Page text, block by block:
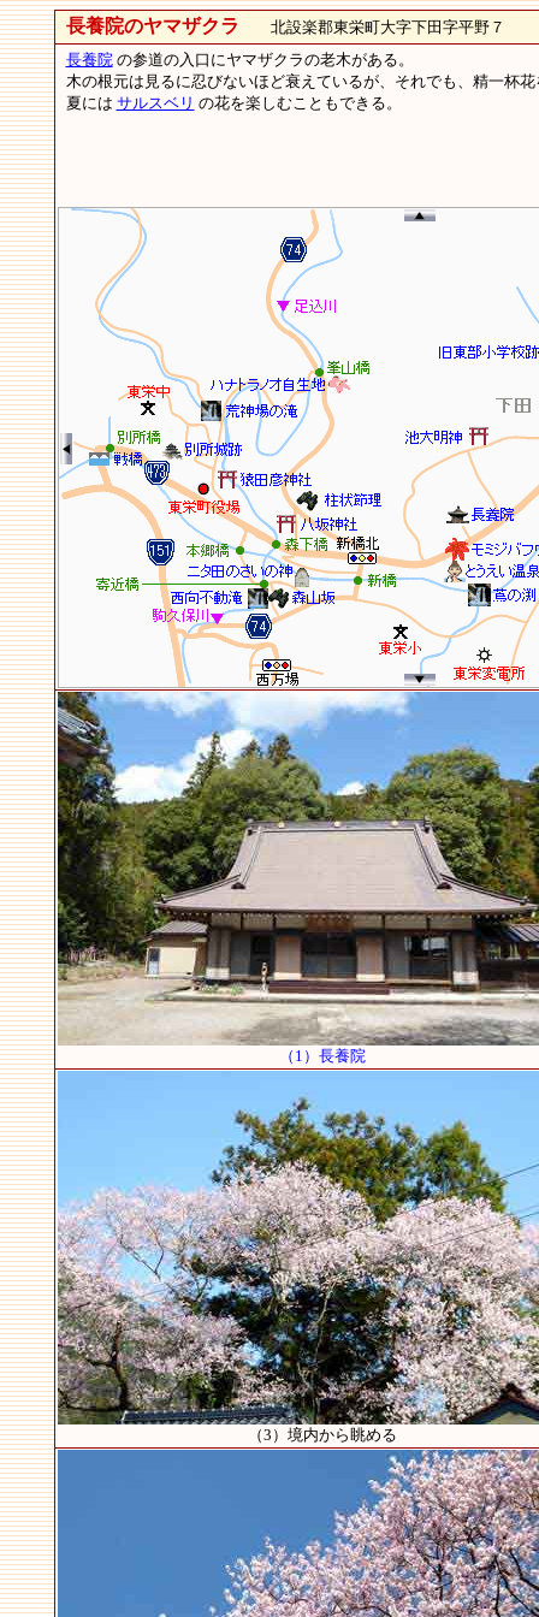
長養院のヤマザクラ 北設楽郡東栄町大字下田字平野７
長養院の参道の入口にヤマザクラの老木がある。
木の根元は見るに忍びないほど衰えているが、それでも、精一杯
夏には サルスベリ の花を楽しむこともできる。
（1）長養院
（3）境内から眺める